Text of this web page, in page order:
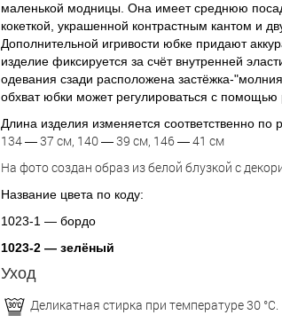
маленькой модницы. Она имеет среднюю
кокеткой, украшенной контрастным кантом и
Дополнительной игривости юбке придают
изделие фиксируется за счёт внутренней
одевания сзади расположена застёжка-
обхват юбки может регулироваться с помощью
Длина изделия изменяется соответственно по
134—37 см, 140—39 см, 146—41 см
На фото создан образ из белой блузкой с
Название цвета по коду:
1023-1 — бордо
1023-2 —зелёный
Уход
Деликатная стирка при температуре 30 °С.